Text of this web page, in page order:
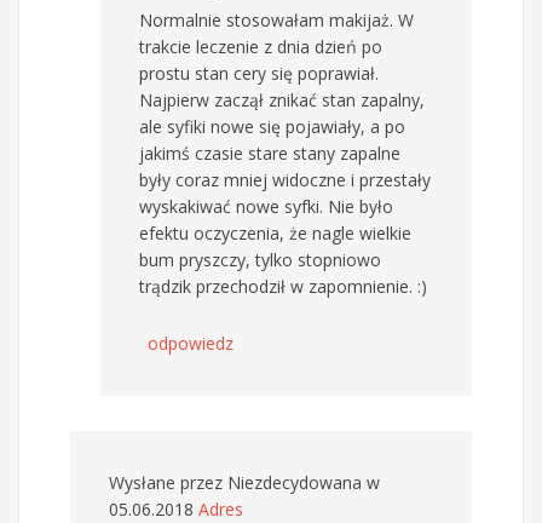
Normalnie stosowałam makijaż. W
trakcie leczenie z dnia dzień po
prostu stan cery się poprawiał.
Najpierw zaczął znikać stan zapalny,
ale syfiki nowe się pojawiały, a po
jakimś czasie stare stany zapalne
były coraz mniej widoczne i przestały
wyskakiwać nowe syfki. Nie było
efektu oczyczenia, że nagle wielkie
bum pryszczy, tylko stopniowo
trądzik przechodził w zapomnienie. :)
odpowiedz
Wysłane przez Niezdecydowana w
05.06.2018 Adres